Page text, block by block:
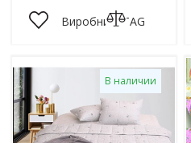
Виробник: TAG
В наличии